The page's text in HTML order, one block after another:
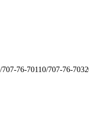
76-70110/707-76-